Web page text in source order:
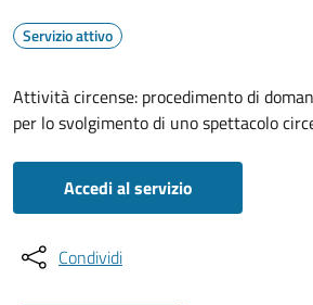
Servizio attivo
Attività circense: procedimento di
per lo svolgimento di uno spettacolo
Accedi al servizio
Condividi